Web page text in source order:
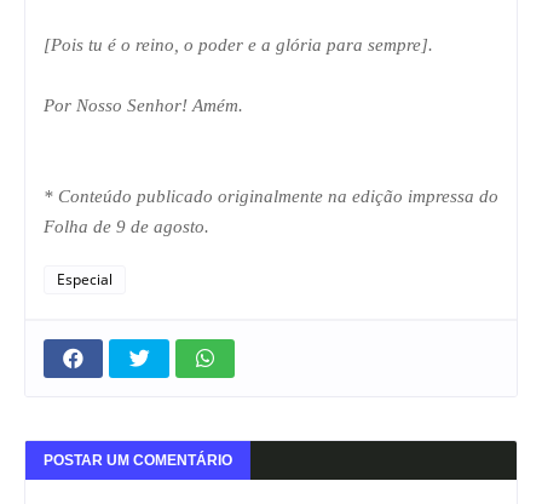
[Pois tu é o reino, o poder e a glória para sempre].
Por Nosso Senhor! Amém.
* Conteúdo publicado originalmente na edição impressa do
Folha de 9 de agosto.
Especial
POSTAR UM COMENTÁRIO